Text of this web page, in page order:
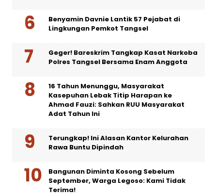
Benyamin Davnie Lantik 57 Pejabat di
Lingkungan Pemkot Tangsel
Geger! Bareskrim Tangkap Kasat Narkoba
Polres Tangsel Bersama Enam Anggota
16 Tahun Menunggu, Masyarakat
Kasepuhan Lebak Titip Harapan ke
Ahmad Fauzi: Sahkan RUU Masyarakat
Adat Tahun Ini
Terungkap! Ini Alasan Kantor Kelurahan
Rawa Buntu Dipindah
Bangunan Diminta Kosong Sebelum
September, Warga Legoso: Kami Tidak
Terima!